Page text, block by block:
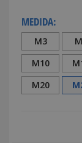
MEDIDA:
M3
M10
M20